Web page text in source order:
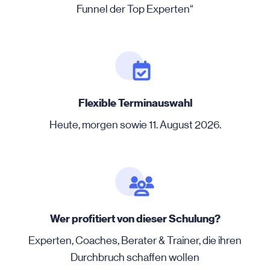
Funnel der Top Experten“
Flexible Terminauswahl
Heute, morgen sowie 11. August 2026.
Wer profitiert von dieser Schulung?
Experten, Coaches, Berater & Trainer, die ihren
Durchbruch schaffen wollen